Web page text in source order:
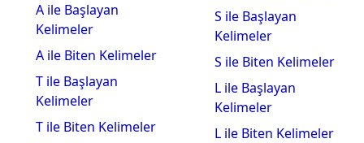
A ile Başlayan
Kelimeler
A ile Biten Kelimeler
T ile Başlayan
Kelimeler
T ile Biten Kelimeler
S ile Başlayan
Kelimeler
S ile Biten Kelimeler
L ile Başlayan
Kelimeler
L ile Biten Kelimeler